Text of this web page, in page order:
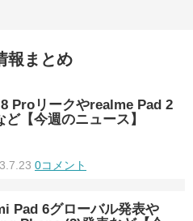
報まとめ
Proリークやrealme Pad 2
ど【今週のニュース】
0コメント
Pad 6グローバル発表や